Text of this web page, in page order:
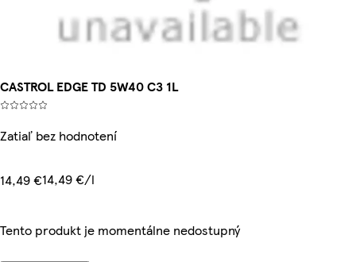
CASTROL EDGE TD 5W40 C3 1L
Zatiaľ bez hodnotení
14,49 €14,49 €/l
Tento produkt je momentálne nedostupný